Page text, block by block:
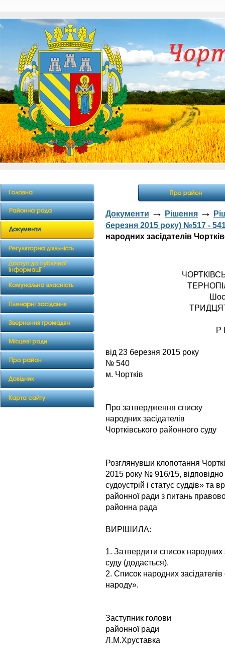
Документи → Рішення →
березня 2015 року) №517 -
народних засідателів
Р
від 23
№ 540
м. Чортків
Про затвердження списку
народних засідателів
Чортківського районного суду
Розглянувши клопотання
2015 року № 916/15, відповідно
судоустрій і статус суддів» та
районної ради з питань
районна рада
ВИРІШИЛА:
1. Затвердити список народних
суду (додається).
2. Список народних засідателів
народу».
Заступник голови
Л.М.Хруставка